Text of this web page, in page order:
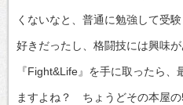
くないなと、普通に勉強して受
好きだったし、格闘技には興味
『Fight&Life』を手に取ったら
ますよね？ ちょうどその本屋